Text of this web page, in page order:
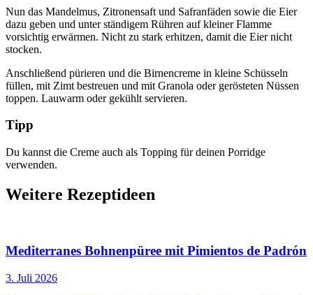
Nun das Mandelmus, Zitronensaft und Safranfäden sowie die Eier
dazu geben und unter ständigem Rühren auf kleiner Flamme
vorsichtig erwärmen. Nicht zu stark erhitzen, damit die Eier nicht
stocken.
Anschließend pürieren und die Birnencreme in kleine Schüsseln
füllen, mit Zimt bestreuen und mit Granola oder gerösteten Nüssen
toppen. Lauwarm oder gekühlt servieren.
Tipp
Du kannst die Creme auch als Topping für deinen Porridge
verwenden.
Weitere Rezeptideen
Mediterranes Bohnenpüree mit Pimientos de Padrón
3. Juli 2026